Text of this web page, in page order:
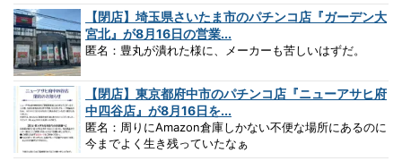
【閉店】埼玉県さいたま市のパチンコ店『ガーデン大
宮北』が8月16日の営業...
匿名：豊丸が潰れた様に、メーカーも苦しいはずだ。
【閉店】東京都府中市のパチンコ店『ニューアサヒ府
中四谷店』が8月16日を...
匿名：周りにAmazon倉庫しかない不便な場所にあるのに
今までよく生き残っていたなぁ